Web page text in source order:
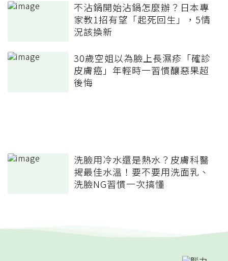
不沾鍋開始沾鍋怎麼辦？日本專
家教1招有望「起死回生」，5情
況該換新
30歲空姐以為臉上長濕疹「確診
皮膚癌」年輕時一習慣釀惡果超
後悔
洗臉用冷水還是熱水？皮膚科醫
揭最佳水溫！要不要用洗面乳、
洗臉NG習慣一次搞懂